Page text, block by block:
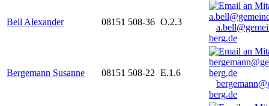
Bell Alexander 08151 508-36 O.2.3
berg.de
Bergemann Susanne 08151 508-22 E.1.6
berg.de